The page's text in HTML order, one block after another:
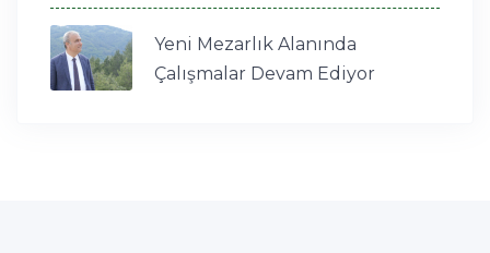
Yeni Mezarlık Alanında
Çalışmalar Devam Ediyor